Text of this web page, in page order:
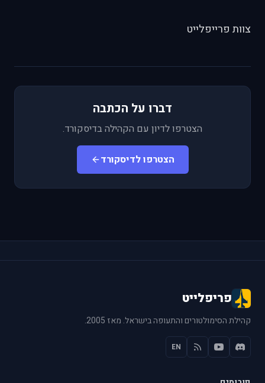
צוות פרייפלייט
דברו על הכתבה
הצטרפו לדיון עם הקהילה בדיסקורד.
הצטרפו לדיסקורד
פריפלייט
קהילת הסימולטורים והתעופה בישראל. מאז 2005.
EN